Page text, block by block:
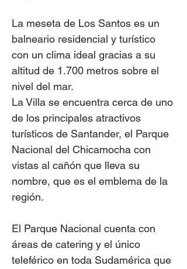
La meseta de Los Santos es un
balneario residencial y turístico
con un clima ideal gracias a su
altitud de 1.700 metros sobre el
nivel del mar.
La Villa se encuentra cerca de uno
de los principales atractivos
turísticos de Santander, el Parque
Nacional del Chicamocha con
vistas al cañón que lleva su
nombre, que es el emblema de la
región.
El Parque Nacional cuenta con
áreas de catering y el único
teleférico en toda Sudamérica que